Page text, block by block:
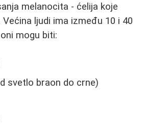
melanocita - ćelija koje
ljudi ima između 10 i 40
mogu biti:
svetlo braon do crne)